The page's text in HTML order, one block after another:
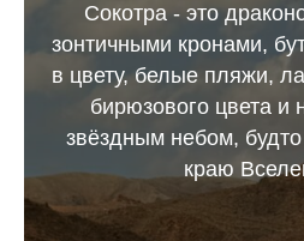
Сокотра - это
зонтичными кронами,
в цвету, белые пляжи,
бирюзового цвета и
звёздным небом,
краю